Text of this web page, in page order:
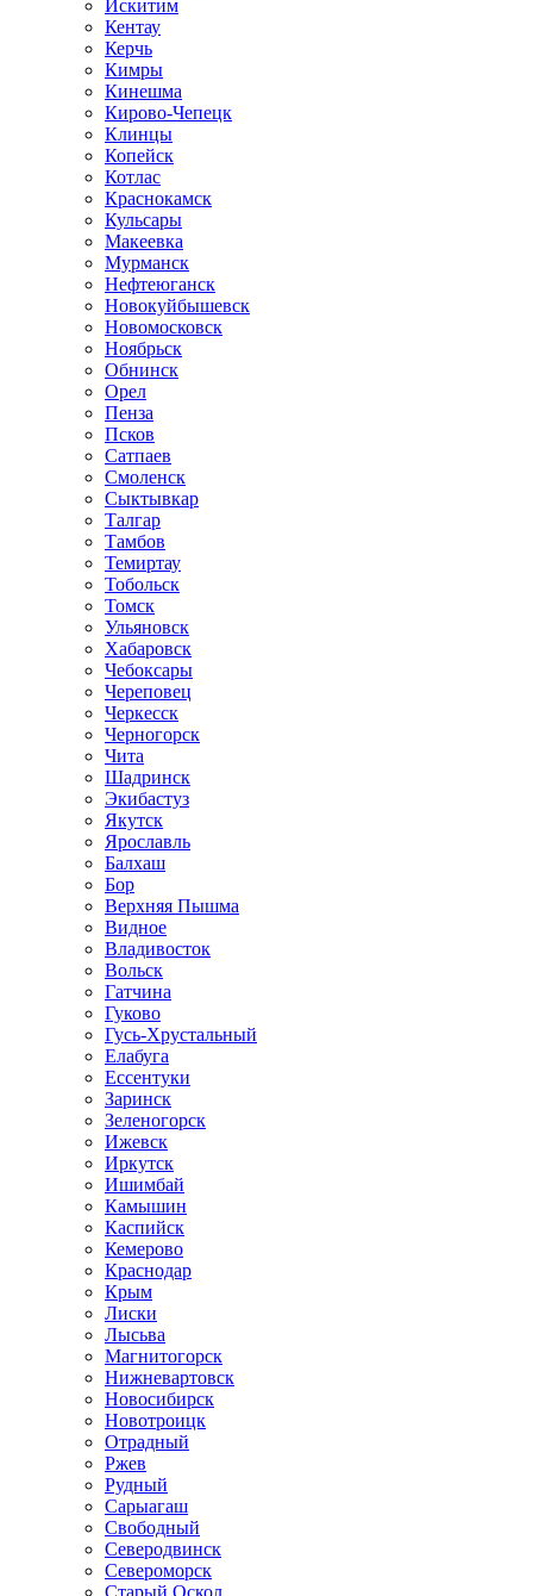
Искитим
Кентау
Керчь
Кимры
Кинешма
Кирово-Чепецк
Клинцы
Копейск
Котлас
Краснокамск
Кульсары
Макеевка
Мурманск
Нефтеюганск
Новокуйбышевск
Новомосковск
Ноябрьск
Обнинск
Орел
Пенза
Псков
Сатпаев
Смоленск
Сыктывкар
Талгар
Тамбов
Темиртау
Тобольск
Томск
Ульяновск
Хабаровск
Чебоксары
Череповец
Черкесск
Черногорск
Чита
Шадринск
Экибастуз
Якутск
Ярославль
Балхаш
Бор
Верхняя Пышма
Видное
Владивосток
Вольск
Гатчина
Гуково
Гусь-Хрустальный
Елабуга
Ессентуки
Заринск
Зеленогорск
Ижевск
Иркутск
Ишимбай
Камышин
Каспийск
Кемерово
Краснодар
Крым
Лиски
Лысьва
Магнитогорск
Нижневартовск
Новосибирск
Новотроицк
Отрадный
Ржев
Рудный
Сарыагаш
Свободный
Северодвинск
Североморск
Старый Оскол